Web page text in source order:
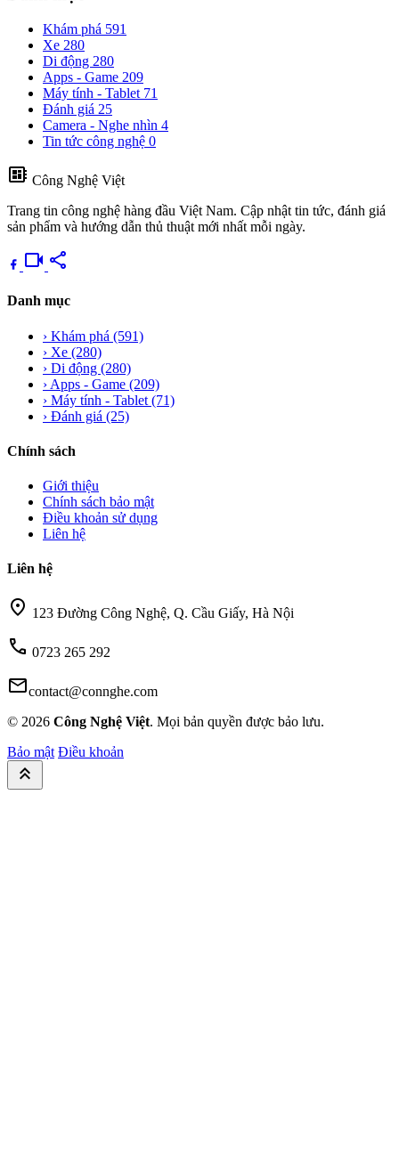
Khám phá 591
Xe 280
Di động 280
Apps - Game 209
Máy tính - Tablet 71
Đánh giá 25
Camera - Nghe nhìn 4
Tin tức công nghệ 0
developer_board Công Nghệ Việt
Trang tin công nghệ hàng đầu Việt Nam. Cập nhật tin tức, đánh giá
sản phẩm và hướng dẫn thủ thuật mới nhất mỗi ngày.
videocam share
Danh mục
› Khám phá (591)
› Xe (280)
› Di động (280)
› Apps - Game (209)
› Máy tính - Tablet (71)
› Đánh giá (25)
Chính sách
Giới thiệu
Chính sách bảo mật
Điều khoản sử dụng
Liên hệ
Liên hệ
location_on 123 Đường Công Nghệ, Q. Cầu Giấy, Hà Nội
call 0723 265 292
mailcontact@connghe.com
© 2026 Công Nghệ Việt. Mọi bản quyền được bảo lưu.
Bảo mật Điều khoản
keyboard_double_arrow_up